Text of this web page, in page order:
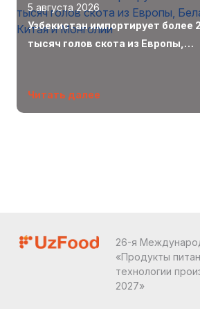
5 августа 2026
Узбекистан импортирует более
тысяч голов скота из Европы,
Читать далее
26-я
«Продукты
технологии
2027»